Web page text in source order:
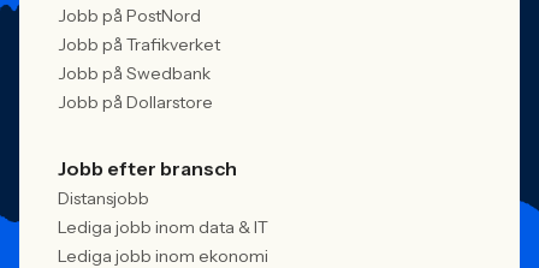
Jobb på PostNord
Jobb på Trafikverket
Jobb på Swedbank
Jobb på Dollarstore
Jobb efter bransch
Distansjobb
Lediga jobb inom data & IT
Lediga jobb inom ekonomi